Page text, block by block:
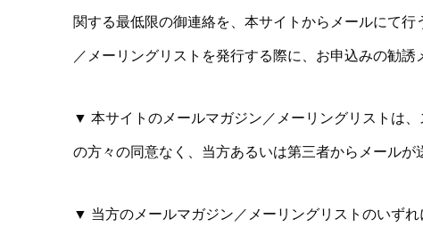
関する最低限の御連絡を、本サイトからメールにて
／メーリングリストを発行する際に、お申込みの勧
▼ 本サイトのメールマガジン／メーリングリストは
の方々の同意なく、当方あるいは第三者からメールが
▼ 当方のメールマガジン／メーリングリストのいず